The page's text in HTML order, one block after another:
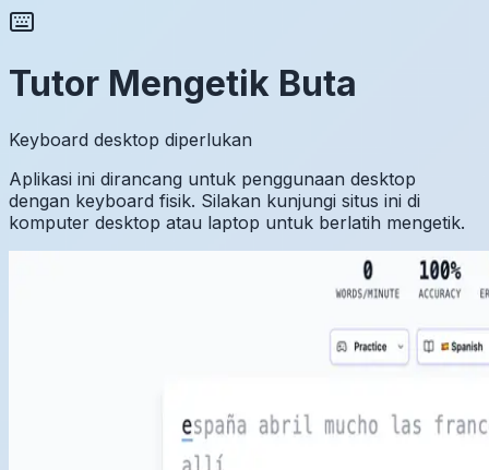
Tutor Mengetik Buta
Keyboard desktop diperlukan
Aplikasi ini dirancang untuk penggunaan desktop
dengan keyboard fisik. Silakan kunjungi situs ini di
komputer desktop atau laptop untuk berlatih mengetik.